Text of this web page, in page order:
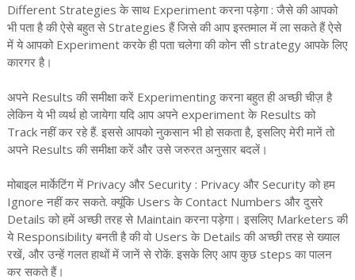
Different Strategies के साथ Experiment करना पड़ेगा : जैसे की आपको
भी पता है की ऐसे बहुत से Strategies हैं जिसे की आप इस्तमाल में ला सकते हैं ऐसे
में ये आपको Experiment करके ही पता चलेगा की कोन सी strategy आपके लिए
कारगर है।
अपने Results की समीक्षा करें Experimenting करना बहुत ही अच्छी चीज़ है
लेकिन ये भी व्यर्थ हो जायेगा यदि आप अपने experiment के Results को
Track नहीं कर रहे हैं. इससे आपको नुकसान भी हो सकता है, इसलिए मेरी मानें तो
अपने Results की समीक्षा करें और उसे जरुरत अनुसार बदलें।
मोबाइल मार्केटिंग में Privacy और Security : Privacy और Security को हम
Ignore नहीं कर सकते. क्यूंकि Users के Contact Numbers और दुसरे
Details को हमें अच्छी तरह से Maintain करना पड़ेगा। इसलिए Marketers की
ये Responsibility बनती है की वो Users के Details की अच्छी तरह से ख्याल
रखें, और उन्हें गलत हाथों में जानें से रोकें. इसके लिए आप कुछ steps का पालन
कर सकते हैं।